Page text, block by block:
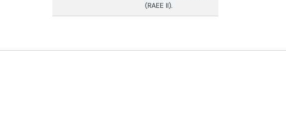
(RAEE II).